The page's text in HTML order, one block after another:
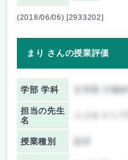
(2018/06/06) [2933202]
まり さんの授業評価
学部 学科
担当の先生
名
授業種別